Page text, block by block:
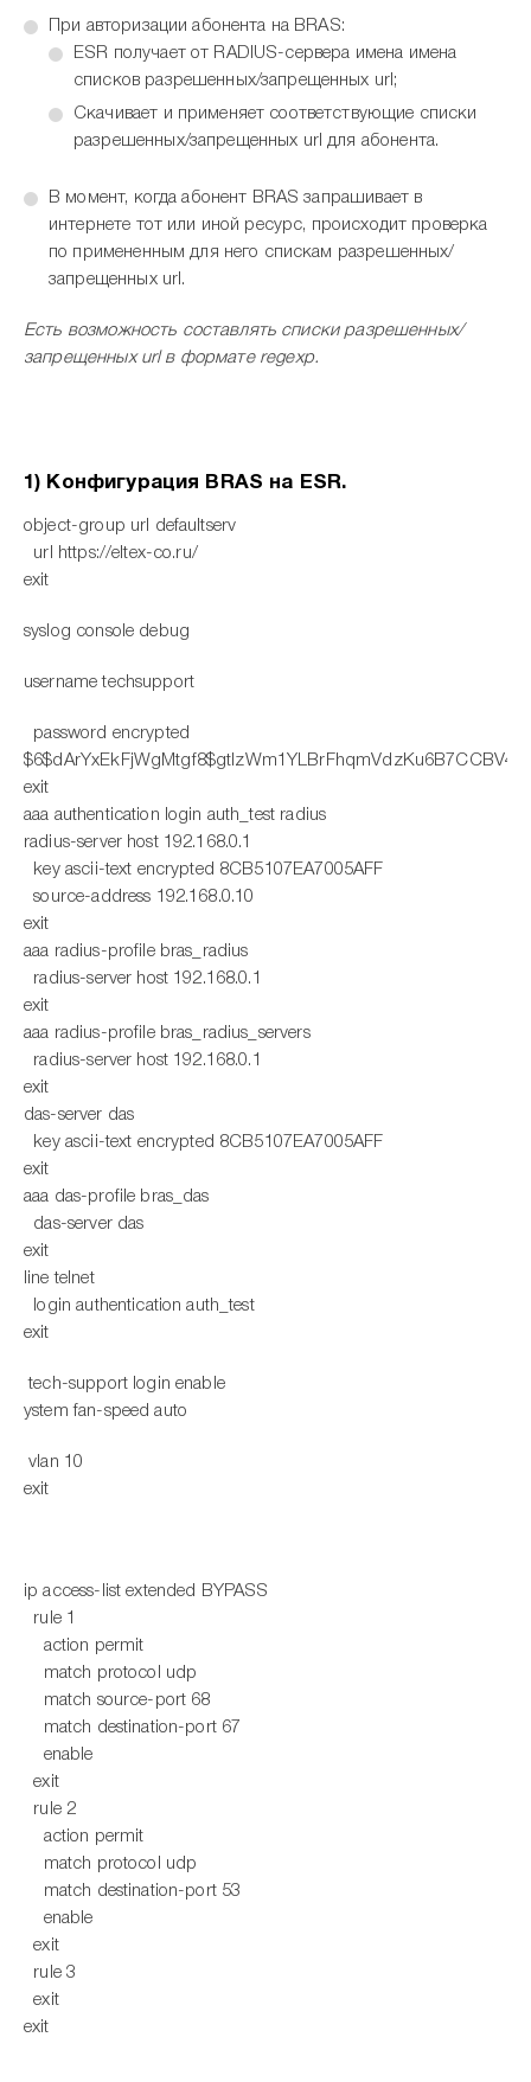
При авторизации абонента на BRAS:
ESR получает от RADIUS-сервера имена имена
списков разрешенных/запрещенных url;
Скачивает и применяет соответствующие списки
разрешенных/запрещенных url для абонента.
В момент, когда абонент BRAS запрашивает в
интернете тот или иной ресурс, происходит проверка
по примененным для него спискам разрешенных/
запрещенных url.
Есть возможность составлять списки разрешенных/
запрещенных url в формате regexp.
1) Конфигурация BRAS на ESR.
object-group url defaultserv
url https://eltex-co.ru/
exit
syslog console debug
username techsupport
password encrypted
exit
aaa authentication login auth_test radius
radius-server host 192.168.0.1
key ascii-text encrypted 8CB5107EA7005AFF
source-address 192.168.0.10
exit
aaa radius-profile bras_radius
radius-server host 192.168.0.1
exit
aaa radius-profile bras_radius_servers
radius-server host 192.168.0.1
exit
das-server das
key ascii-text encrypted 8CB5107EA7005AFF
exit
aaa das-profile bras_das
das-server das
exit
line telnet
login authentication auth_test
exit
tech-support login enable
ystem fan-speed auto
vlan 10
exit
ip access-list extended BYPASS
rule 1
action permit
match protocol udp
match source-port 68
match destination-port 67
enable
exit
rule 2
action permit
match protocol udp
match destination-port 53
enable
exit
rule 3
exit
exit